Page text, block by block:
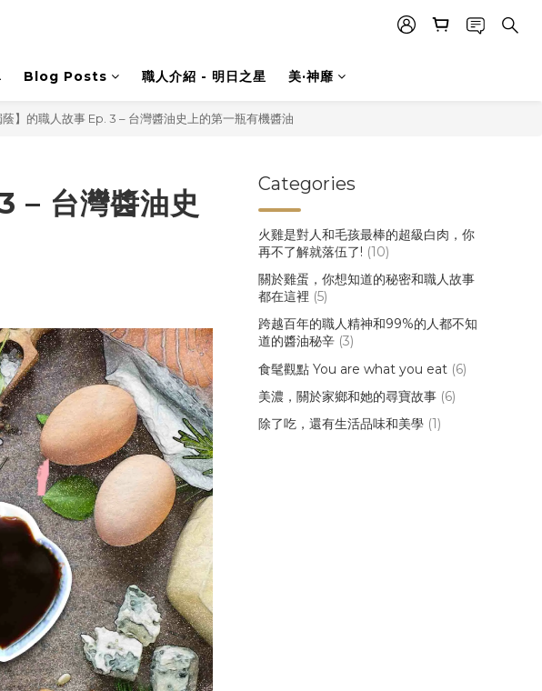
Blog Posts 職人介紹 - 明日之星 美·神靡
蔭】的職人故事 Ep. 3 – 台灣醬油史上的第一瓶有機醬油
– 台灣醬油史
Categories
火雞是對人和毛孩最棒的超級白肉，你
再不了解就落伍了! (10)
關於雞蛋，你想知道的秘密和職人故事
都在這裡 (5)
跨越百年的職人精神和99%的人都不知
道的醬油秘辛 (3)
食髦觀點 You are what you eat (6)
美濃，關於家鄉和她的尋寶故事 (6)
除了吃，還有生活品味和美學 (1)